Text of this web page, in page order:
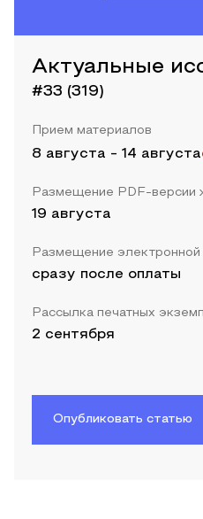
Актуальные
#33 (319)
Прием материалов
8 августа - 14 августа
Размещение PDF-версии
19 августа
Размещение электронной
сразу после оплаты
Рассылка печатных
2 сентября
Опубликовать статью